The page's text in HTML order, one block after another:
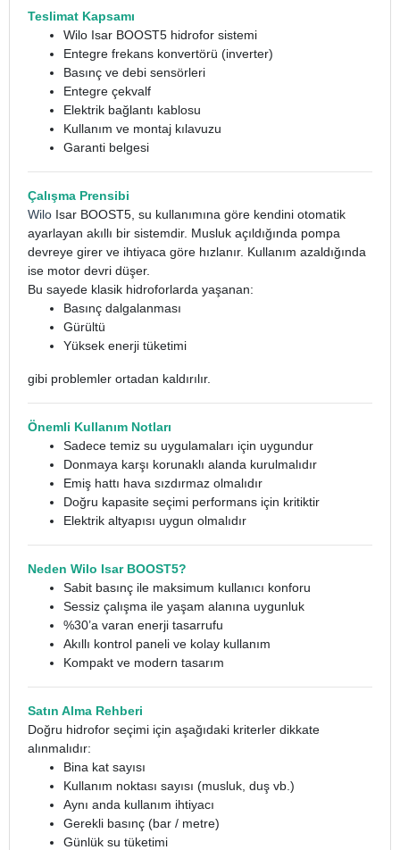
Teslimat Kapsamı
Wilo Isar BOOST5 hidrofor sistemi
Entegre frekans konvertörü (inverter)
Basınç ve debi sensörleri
Entegre çekvalf
Elektrik bağlantı kablosu
Kullanım ve montaj kılavuzu
Garanti belgesi
Çalışma Prensibi
Wilo Isar BOOST5, su kullanımına göre kendini otomatik
ayarlayan akıllı bir sistemdir. Musluk açıldığında pompa
devreye girer ve ihtiyaca göre hızlanır. Kullanım azaldığında
ise motor devri düşer.
Bu sayede klasik hidroforlarda yaşanan:
Basınç dalgalanması
Gürültü
Yüksek enerji tüketimi
gibi problemler ortadan kaldırılır.
Önemli Kullanım Notları
Sadece temiz su uygulamaları için uygundur
Donmaya karşı korunaklı alanda kurulmalıdır
Emiş hattı hava sızdırmaz olmalıdır
Doğru kapasite seçimi performans için kritiktir
Elektrik altyapısı uygun olmalıdır
Neden Wilo Isar BOOST5?
Sabit basınç ile maksimum kullanıcı konforu
Sessiz çalışma ile yaşam alanına uygunluk
%30’a varan enerji tasarrufu
Akıllı kontrol paneli ve kolay kullanım
Kompakt ve modern tasarım
Satın Alma Rehberi
Doğru hidrofor seçimi için aşağıdaki kriterler dikkate
alınmalıdır:
Bina kat sayısı
Kullanım noktası sayısı (musluk, duş vb.)
Aynı anda kullanım ihtiyacı
Gerekli basınç (bar / metre)
Günlük su tüketimi